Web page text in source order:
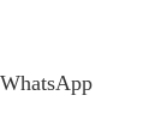
WhatsApp